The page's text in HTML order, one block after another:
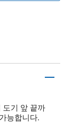
도기 앞 끝까
능합니다.